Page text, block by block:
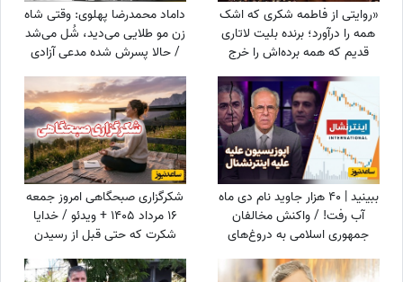
«روایتی از فاطمه شکری که اشک
همه را درآورد؛ برنده بلیت لاتاری
قدیم که همه برده‌اش را خرج
دیگران کرد، اکنون بی‌مهری
می‌بیند!»
داماد محمدرضا پهلوی: وقتی شاه
زن مو طلایی می‌دید، شُل می‌شد
/ حالا پسرش شده مدعی آزادی
زنان!!!
ببینید | 40 هزار جاوید نام دی ماه
آب رفت! / واکنش مخالفان
جمهوری اسلامی به دروغ‌های
اینترنشنال درباره جان‌باخته‌های
دی‌ماه 140
شکرگزاری صبحگاهی امروز جمعه
16 مرداد 1405 + ویدئو / خدایا
شکرت که حتی قبل از رسیدن
آرزوهایم، آرامشِ ایمان به اجابت
را در دلم قرار دادی